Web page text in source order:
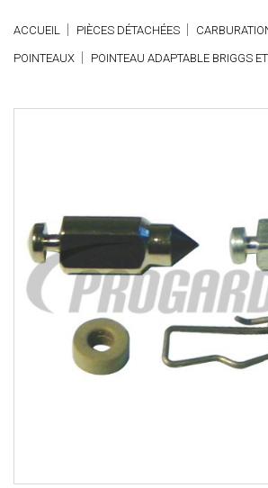
ACCUEIL PIÈCES DÉTACHÉES
POINTEAUX POINTEAU ADAPTABLE BRIGGS